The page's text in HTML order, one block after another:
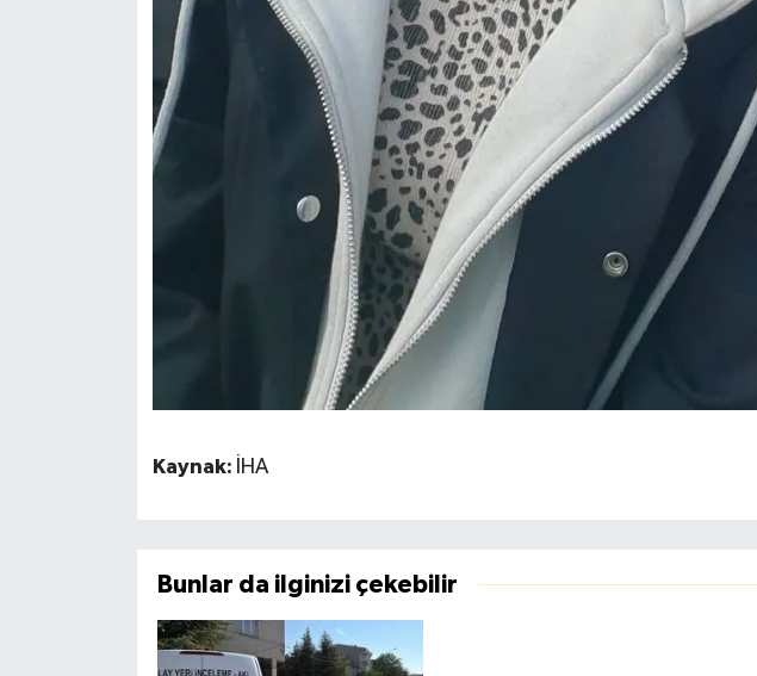
Kaynak: İHA
Bunlar da ilginizi çekebilir